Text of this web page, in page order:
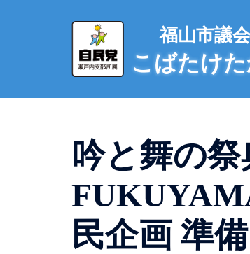
へ
福山市議
こばたけ
吟と舞の
民企画 準